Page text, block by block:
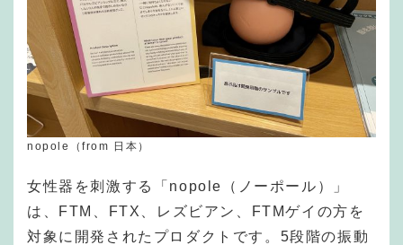
nopole（from 日本）
女性器を刺激する「nopole（ノーポール）」
は、FTM、FTX、レズビアン、FTMゲイの方を
対象に開発されたプロダクトです。5段階の振動